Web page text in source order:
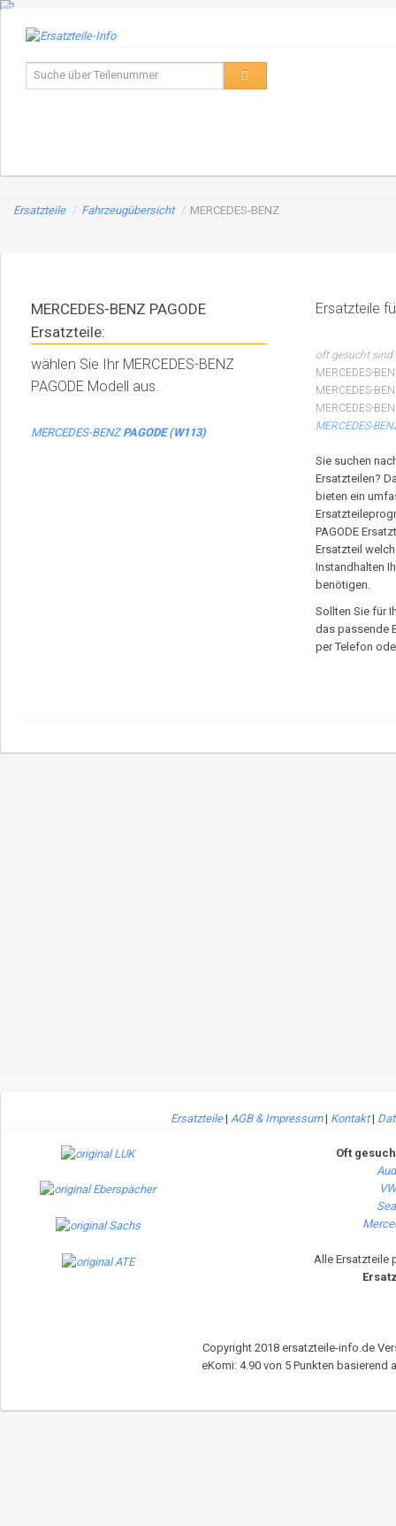
Ersatzteile / Fahrzeugübersicht / MERCEDES-BENZ
Ersatzteile
oft gesucht sind:
MERCEDES-
MERCEDES-
MERCEDES-
MERCEDES-
Sie suchen
Ersatzteilen?
bieten ein
PAGODE
Ersatzteil
Instandhalten
benötigen.
Sollten Sie für
das passende
per Telefon
MERCEDES-BENZ PAGODE
Ersatzteile:
wählen Sie Ihr MERCEDES-BENZ
PAGODE Modell aus.
MERCEDES-BENZPAGODE (W113)
Ersatzteile| AGB & Impressum| Kontakt|
Oft
Alle Ersatzteile
Copyright 2018 ersatzteile-info.de
eKomi: 4.90 von 5 Punkten basierend